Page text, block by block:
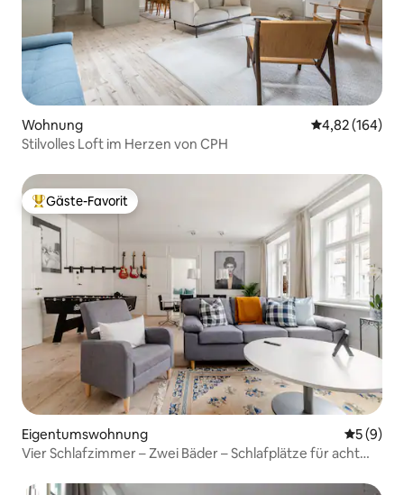
Wohnung
4,82 (164)
Stilvolles Loft im Herzen von CPH
Beliebter Gäste-Favorit.
Gäste-Favorit
Eigentumswohnung
5 (9)
Vier Schlafzimmer – Zwei Bäder – Schlafplätze für acht